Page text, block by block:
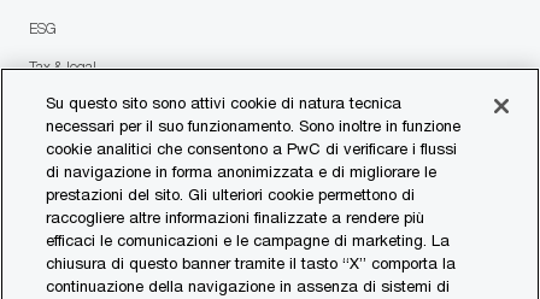
ESG
Tax & legal
follow
us
Separator
© 2023 PwC. All rights reserved.
Contattaci
Su questo sito sono attivi cookie di natura tecnica
necessari per il suo funzionamento. Sono inoltre in funzione
cookie analitici che consentono a PwC di verificare i flussi
di navigazione in forma anonimizzata e di migliorare le
prestazioni del sito. Gli ulteriori cookie permettono di
raccogliere altre informazioni finalizzate a rendere più
efficaci le comunicazioni e le campagne di marketing. La
chiusura di questo banner tramite il tasto “X” comporta la
continuazione della navigazione in assenza di sistemi di